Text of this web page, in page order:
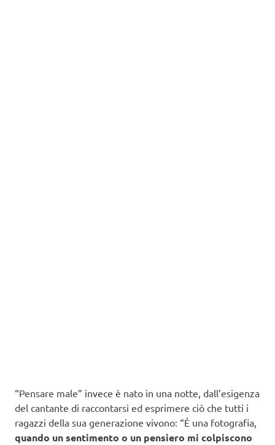
“Pensare male” invece è nato in una notte, dall’esigenza
del cantante di raccontarsi ed esprimere ciò che tutti i
ragazzi della sua generazione vivono: “È una fotografia,
quando un sentimento o un pensiero mi colpiscono